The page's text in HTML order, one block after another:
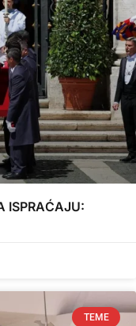
ISPRAĆAJU:
TEME